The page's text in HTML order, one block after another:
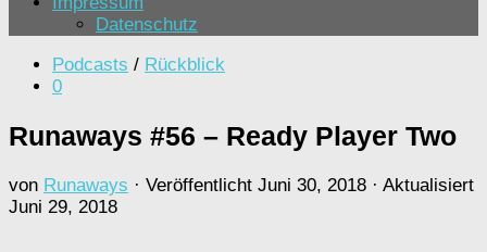
Datenschutz
Podcasts / Rückblick
0
Runaways #56 – Ready Player Two
von Runaways · Veröffentlicht Juni 30, 2018 · Aktualisiert
Juni 29, 2018